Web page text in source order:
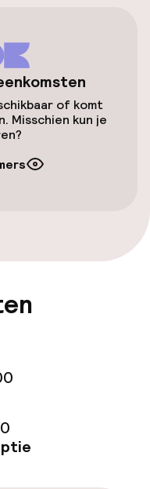
of komt
Misschien kun je